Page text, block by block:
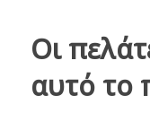
Οι
αυτό το